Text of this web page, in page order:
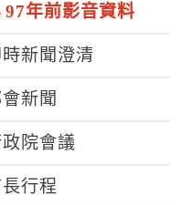
97年前影音資料
時新聞澄清
新聞
院會議
行程